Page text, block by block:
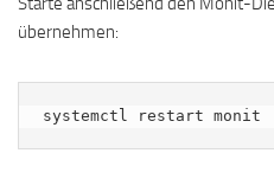
übernehmen:
systemctl restart monit